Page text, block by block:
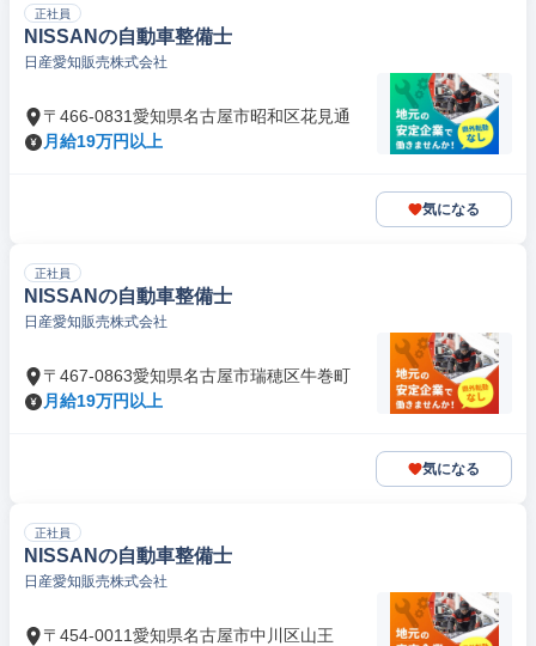
正社員
NISSANの自動車整備士
日産愛知販売株式会社
〒466-0831愛知県名古屋市昭和区花見通
月給19万円以上
気になる
正社員
NISSANの自動車整備士
日産愛知販売株式会社
〒467-0863愛知県名古屋市瑞穂区牛巻町
月給19万円以上
気になる
正社員
NISSANの自動車整備士
日産愛知販売株式会社
〒454-0011愛知県名古屋市中川区山王